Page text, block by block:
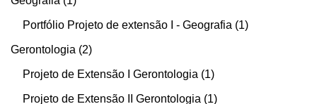
Portfólio Projeto de extensão I - Geografia 1
Gerontologia 2
Projeto de Extensão I Gerontologia 1
Projeto de Extensão II Gerontologia 1